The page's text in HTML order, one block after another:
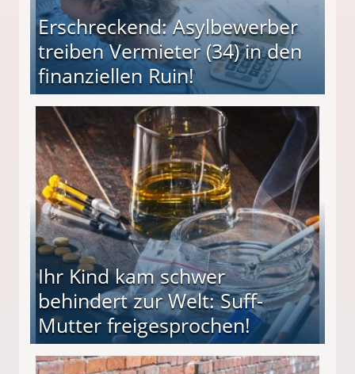
Erschreckend: Asylbewerber
treiben Vermieter (34) in den
finanziellen Ruin!
(34) in den finanziellen Ruin!
Ihr Kind kam schwer
behindert zur Welt: Suff-
Mutter freigesprochen!